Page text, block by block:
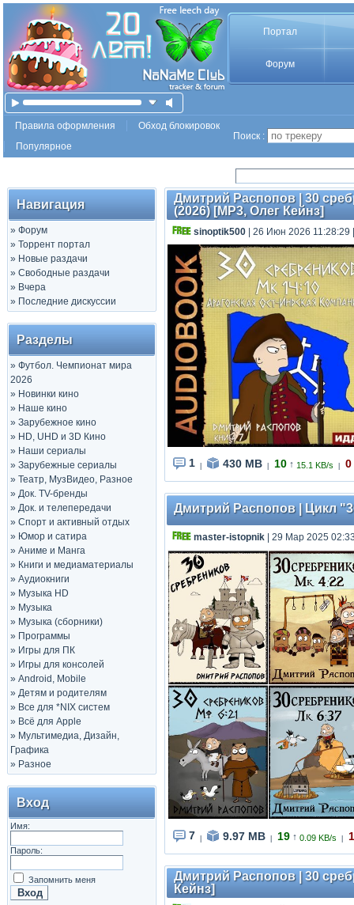
Портал
Форум
Правила оформления
Обход блокировок
Популярное
Поиск :
Навигация
» Форум
» Торрент портал
» Новые раздачи
» Свободные раздачи
» Вчера
» Последние дискуссии
Разделы
» Футбол. Чемпионат мира
2026
» Новинки кино
» Наше кино
» Зарубежное кино
» HD, UHD и 3D Кино
» Наши сериалы
» Зарубежные сериалы
» Театр, МузВидео, Разное
» Док. TV-бренды
» Док. и телепередачи
» Спорт и активный отдых
» Юмор и сатира
» Аниме и Манга
» Книги и медиаматериалы
» Аудиокниги
» Музыка HD
» Музыка
» Музыка (сборники)
» Программы
» Игры для ПК
» Игры для консолей
» Android, Mobile
» Детям и родителям
» Все для *NIX систем
» Всё для Apple
» Мультимедиа, Дизайн,
Графика
» Разное
Вход
Имя:
Пароль:
Запомнить меня
Дмитрий Распопов | 30
(2026) [MP3, Олег Кейнз]
sinoptik500 | 26 Июн 2026 11:28:29
1 430 MB 10 ↑ 15.1 KB/s 0
Дмитрий Распопов | Цикл
master-istopnik | 29 Мар 2025
7 9.97 MB 19 ↑ 0.09 KB/s 1
Дмитрий Распопов | 30
Кейнз]